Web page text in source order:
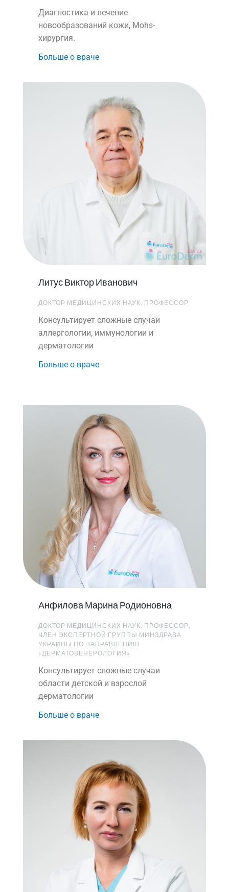
Диагностика и лечение
новообразований кожи, Mohs-
хирургия.
Больше о враче
Литус Виктор Иванович
ДОКТОР МЕДИЦИНСКИХ НАУК, ПРОФЕССОР
Консультирует сложные случаи
аллергологии, иммунологии и
дерматологии
Больше о враче
Анфилова Марина Родионовна
ДОКТОР МЕДИЦИНСКИХ НАУК, ПРОФЕССОР,
ЧЛЕН ЭКСПЕРТНОЙ ГРУППЫ МИНЗДРАВА
УКРАИНЫ ПО НАПРАВЛЕНИЮ
«ДЕРМАТОВЕНЕРОЛОГИЯ»
Консультирует сложные случаи
области детской и взрослой
дерматологии
Больше о враче